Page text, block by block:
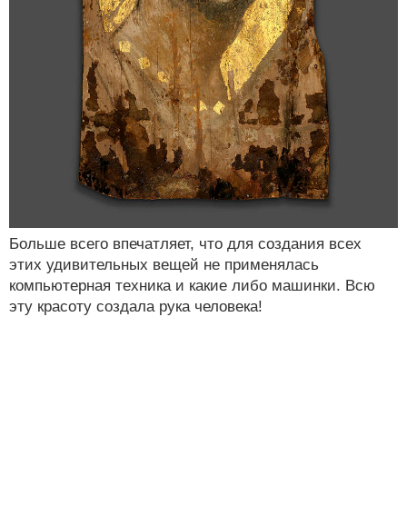
Больше всего впечатляет, что для создания всех
этих удивительных вещей не применялась
компьютерная техника и какие либо машинки. Всю
эту красоту создала рука человека!